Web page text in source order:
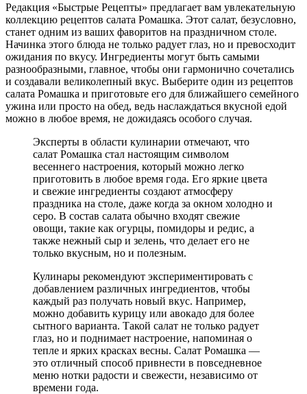
Редакция «Быстрые Рецепты» предлагает вам увлекательную
коллекцию рецептов салата Ромашка. Этот салат, безусловно,
станет одним из ваших фаворитов на праздничном столе.
Начинка этого блюда не только радует глаз, но и превосходит
ожидания по вкусу. Ингредиенты могут быть самыми
разнообразными, главное, чтобы они гармонично сочетались
и создавали великолепный вкус. Выберите один из рецептов
салата Ромашка и приготовьте его для ближайшего семейного
ужина или просто на обед, ведь наслаждаться вкусной едой
можно в любое время, не дожидаясь особого случая.
Эксперты в области кулинарии отмечают, что
салат Ромашка стал настоящим символом
весеннего настроения, который можно легко
приготовить в любое время года. Его яркие цвета
и свежие ингредиенты создают атмосферу
праздника на столе, даже когда за окном холодно и
серо. В состав салата обычно входят свежие
овощи, такие как огурцы, помидоры и редис, а
также нежный сыр и зелень, что делает его не
только вкусным, но и полезным.
Кулинары рекомендуют экспериментировать с
добавлением различных ингредиентов, чтобы
каждый раз получать новый вкус. Например,
можно добавить курицу или авокадо для более
сытного варианта. Такой салат не только радует
глаз, но и поднимает настроение, напоминая о
тепле и ярких красках весны. Салат Ромашка —
это отличный способ привнести в повседневное
меню нотки радости и свежести, независимо от
времени года.